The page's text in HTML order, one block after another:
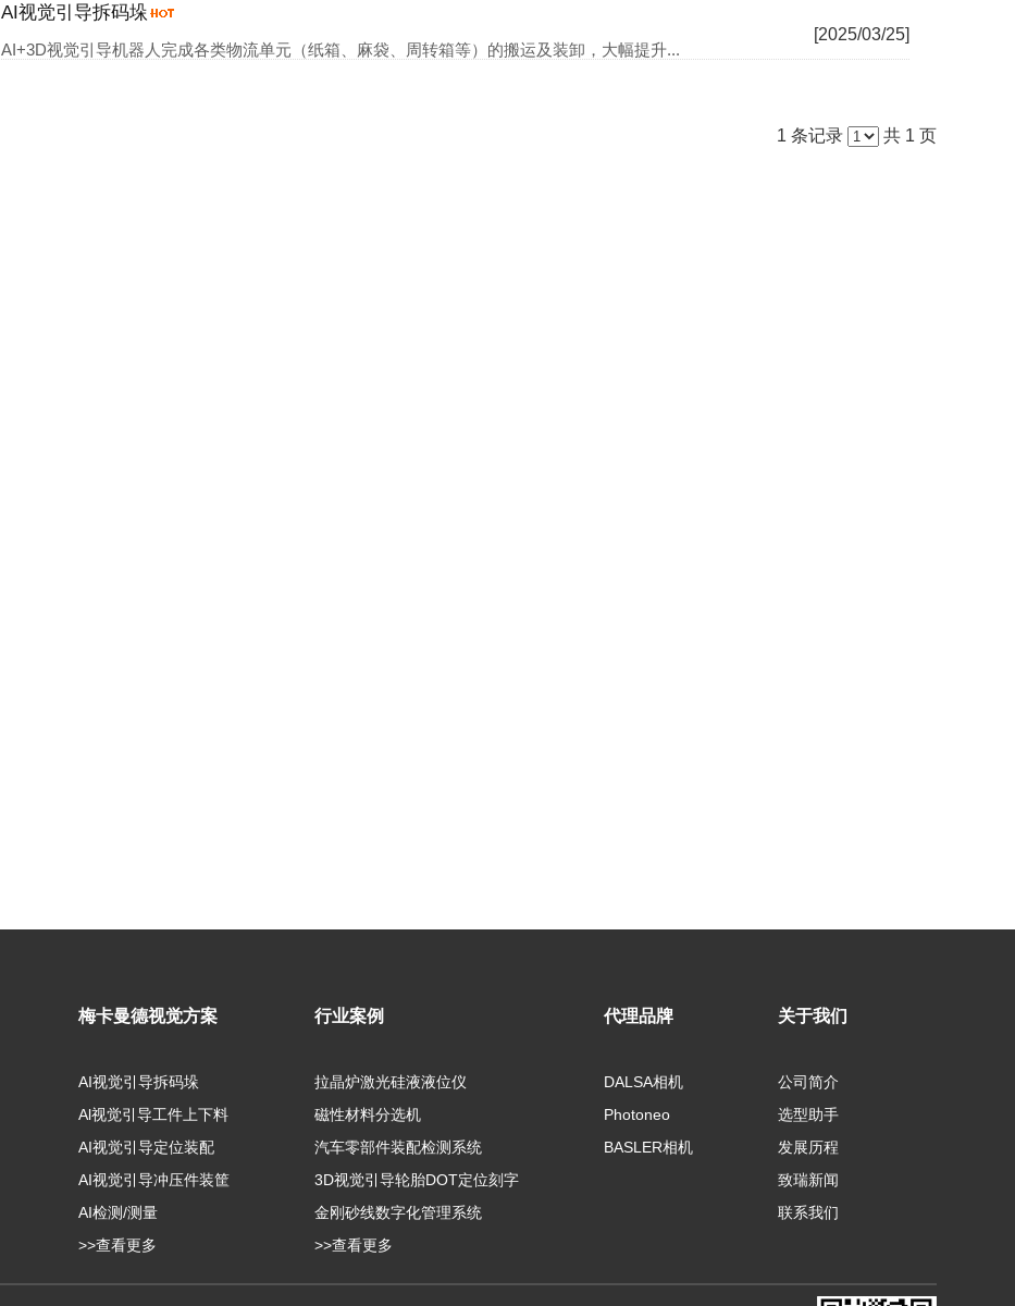
AI视觉引导拆码垛
AI+3D视觉引导机器人完成各类物流单元（纸箱、麻袋、周转箱等）的搬运及装卸，大幅提升...
[2025/03/25]
1 条记录 共 1 页
梅卡曼德视觉方案
AI视觉引导拆码垛
Al视觉引导工件上下料
AI视觉引导定位装配
AI视觉引导冲压件装筐
AI检测/测量
>>查看更多
行业案例
拉晶炉激光硅液液位仪
磁性材料分选机
汽车零部件装配检测系统
3D视觉引导轮胎DOT定位刻字
金刚砂线数字化管理系统
>>查看更多
代理品牌
DALSA相机
Photoneo
BASLER相机
关于我们
公司简介
选型助手
发展历程
致瑞新闻
联系我们